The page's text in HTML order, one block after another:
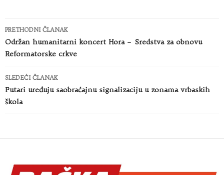
Kretanje
članaka
PRETHODNI ČLANAK
Održan humanitarni koncert Hora – Sredstva za obnovu
Reformatorske crkve
SLEDEĆI ČLANAK
Putari uređuju saobraćajnu signalizaciju u zonama vrbaskih
škola